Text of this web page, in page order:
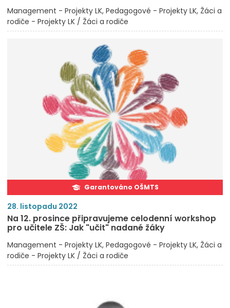
Management - Projekty LK Pedagogové - Projekty LK Žáci a
rodiče - Projekty LK / Žáci a rodiče
Garantováno OŠMTS
28. listopadu 2022
Na 12. prosince připravujeme celodenní workshop
pro učitele ZŠ: Jak "učit" nadané žáky
Management - Projekty LK Pedagogové - Projekty LK Žáci a
rodiče - Projekty LK / Žáci a rodiče